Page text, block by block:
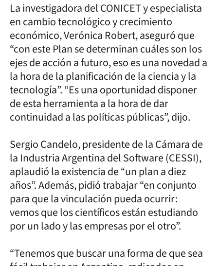
La investigadora del CONICET y especialista
en cambio tecnológico y crecimiento
económico, Verónica Robert, aseguró que
“con este Plan se determinan cuáles son los
ejes de acción a futuro, eso es una novedad a
la hora de la planificación de la ciencia y la
tecnología”. “Es una oportunidad disponer
de esta herramienta a la hora de dar
continuidad a las políticas públicas”, dijo.
Sergio Candelo, presidente de la Cámara de
la Industria Argentina del Software (CESSI),
aplaudió la existencia de “un plan a diez
años”. Además, pidió trabajar “en conjunto
para que la vinculación pueda ocurrir:
vemos que los científicos están estudiando
por un lado y las empresas por el otro”.
“Tenemos que buscar una forma de que sea